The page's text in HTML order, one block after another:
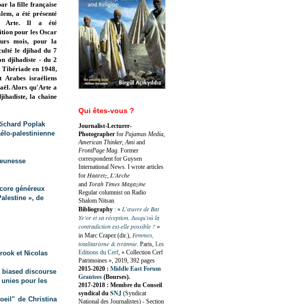
la fille française
a été présenté
Arte. Il a été
pour les Oscar
mois, pour la
le djihad du 7
djihadiste - du 2
en 1948,
Arabes israéliens
Alors qu'Arte a
la chaine
Poplak
palestinienne
généreux
», de
et Nicolas
biased discourse
unies pour les
de Christina
Qui êtes-vous ?
Journalist-Lecturer-
Photographer for Pajamas Media,
American Thinker, Ami and
FrontPage Mag. Former
correspondent for Guysen
International News. I wrote articles
for Haaretz, L'Arche
and Torah Times Magazine
Regular columnist on Radio
Shalom Nitsan
Bibliography : « L’œuvre de Bat
Ye’or et sa réception. Jusqu’où la
contradiction est-elle possible ? »
in Marc Crapez (dir.), Femmes,
totalitarisme & tyrannie. Paris, Les
Editions du Cerf, « Collection Cerf
Patrimoines », 2019, 392 pages
2015-2020 : Middle East Forum
Grantees (Bourses).
2017-2018 : Membre du Conseil
syndical du SNJ (Syndicat
National des Journalistes) - Section